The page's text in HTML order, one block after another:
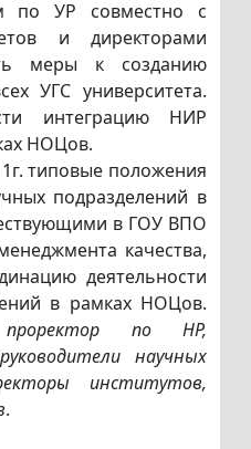
по УР совместно с
и директорами
меры к созданию
УГС университета.
интеграцию НИР
НОЦов.
типовые положения
подразделений в
в ГОУ ВПО
качества,
деятельности
в рамках НОЦов.
по HP,
научных
институтов,
.